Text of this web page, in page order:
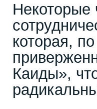
которая,
Каиды»,